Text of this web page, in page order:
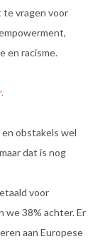
te vragen voor
en racisme.
en obstakels wel
dat is nog
voor
we 38% achter. Er
aan Europese